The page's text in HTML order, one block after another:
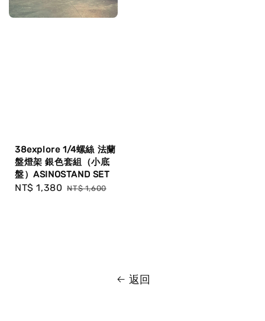
38explore 1/4螺絲 法蘭
盤燈架 銀色套組（小底
盤）ASINOSTAND SET
Sale
NT$ 1,380 Regular
NT$ 1,600
返回